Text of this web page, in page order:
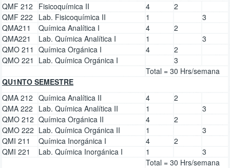
QMF 212
Fisicoquímica II 4
2
QMF 222
Lab. Fisicoquímica II 1
3
QMA211
Química Analítica I 4
2
QMA221
Lab. Química Analítica I 1
3
QMO 211 Química Orgánica I 4
2
QMO 221
Lab. Química Orgánica I
3
Total = 30 Hrs/semana
QU1NTO SEMESTRE
QMA 212 Química Analítica II 4
2
QMA 222
Lab. Química Analítica II 1
3
QMO 212 Química Orgánica II 4
2
QMO 222 Lab. Química Orgánica II 1
3
QMI 211
Química Inorgánica I 4
2
QMI 221
Lab. Química Inorgánica I 1
3
Total = 30 Hrs/semana